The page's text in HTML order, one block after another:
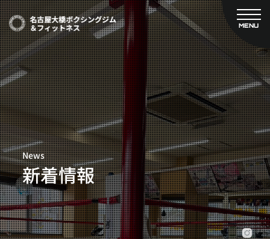
MENU
CLOSE
TOP
新着情報
ご予約
プライベートコース予約
レンタルスタジオ予約
名古屋大橋ボクシングジムについて
大橋弘政プロフィール
スタッフ紹介
料金案内
設備紹介
アクセス
営業時間
トレーナー募集
スポンサー募集
大会チケット購入
News
新着情報